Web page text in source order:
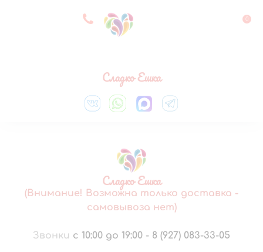
8 927 083 33 05 0
Сладко Ешка
Сладко Ешка
(Внимание! Возможна только доставка -
самовывоза нет)
Звонки с 10:00 до 19:00 - 8 (927) 083-33-05